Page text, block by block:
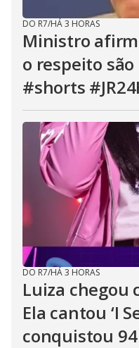
DO R7/HÁ 3 HORAS
Ministro
o respeito
#shorts
DO R7/HÁ 3 HORAS
Luiza chegou
Ela cantou ‘I
conquistou